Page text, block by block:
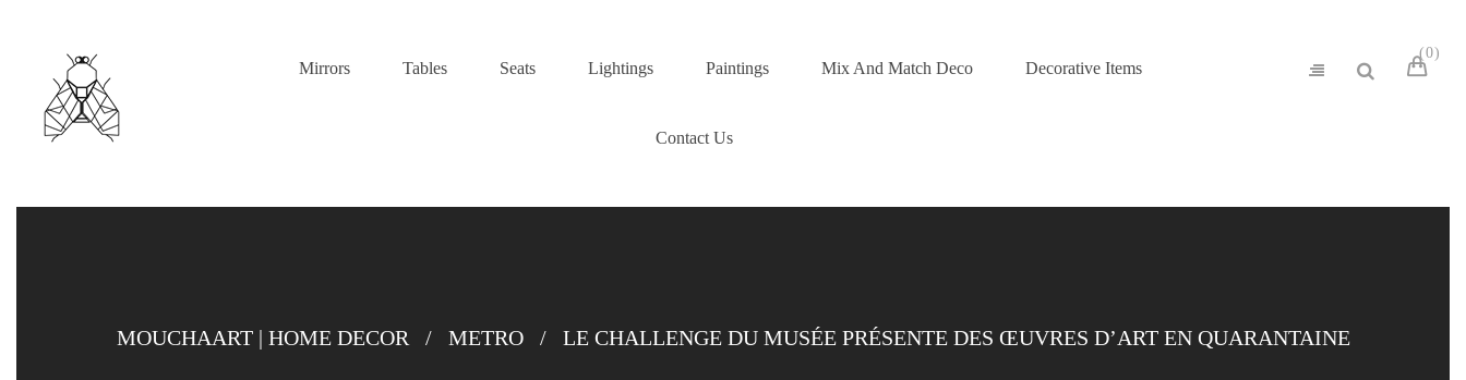
Mirrors Tables Seats Lightings Paintings Mix And Match Deco Decorative Items
Contact Us
0
MOUCHAART | HOME DECOR / METRO / LE CHALLENGE DU MUSÉE PRÉSENTE DES ŒUVRES D’ART EN QUARANTAINE